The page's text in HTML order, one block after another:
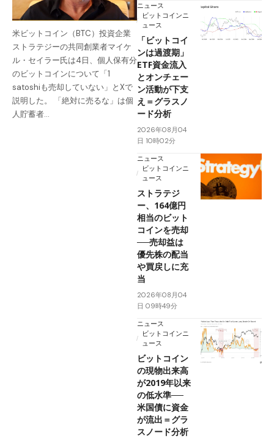
米ビットコイン（BTC）投資企業
ストラテジーの共同創業者マイケ
ル・セイラー氏は4日、個人保有分
のビットコインについて「1
satoshiも売却していない」とXで
説明した。 「絶対に売るな」は個
人貯蓄者…
ニュース
ビットコインニ
ュース
「ビットコイ
ンは過渡期」
ETF資金流入
とオンチェー
ン活動が下支
え＝グラスノ
ード分析
2026年08月04
日 10時02分
ニュース
ビットコインニ
ュース
ストラテジ
ー、164億円
相当のビット
コインを売却
──売却益は
優先株の配当
や買戻しに充
当
2026年08月04
日 09時49分
ニュース
ビットコインニ
ュース
ビットコイン
の現物出来高
が2019年以来
の低水準──
米国債に資金
が流出＝グラ
スノード分析